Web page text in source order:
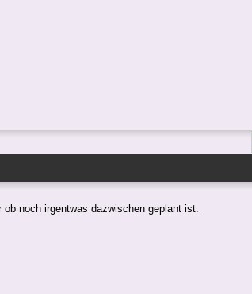
noch irgentwas dazwischen geplant ist.